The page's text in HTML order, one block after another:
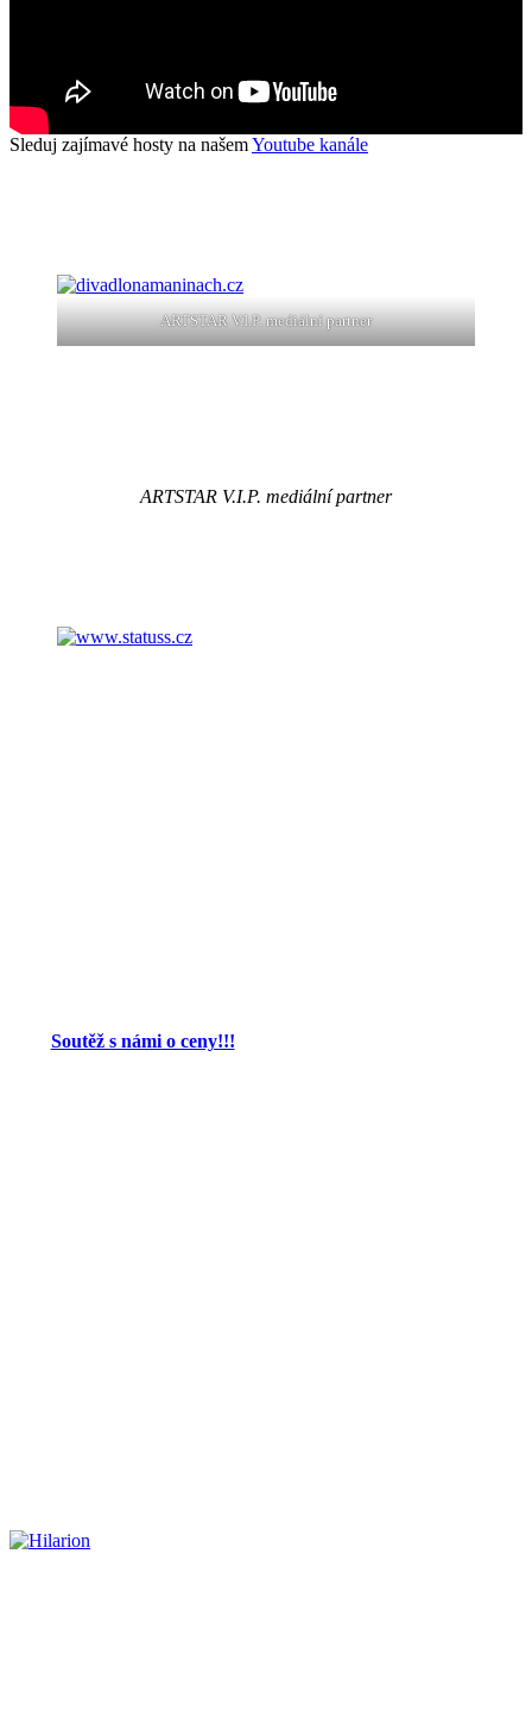
Sleduj zajímavé hosty na našemYoutube kanále
ARTSTAR V.I.P. mediální partner
ARTSTAR V.I.P. mediální partner
Soutěž s námi o ceny!!!